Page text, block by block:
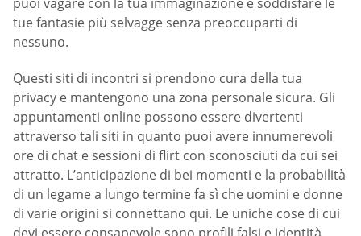
tue fantasie più selvagge senza preoccuparti di
nessuno.
Questi siti di incontri si prendono cura della tua
privacy e mantengono una zona personale sicura. Gli
appuntamenti online possono essere divertenti
attraverso tali siti in quanto puoi avere innumerevoli
ore di chat e sessioni di flirt con sconosciuti da cui sei
attratto. L’anticipazione di bei momenti e la probabilità
di un legame a lungo termine fa sì che uomini e donne
di varie origini si connettano qui. Le uniche cose di cui